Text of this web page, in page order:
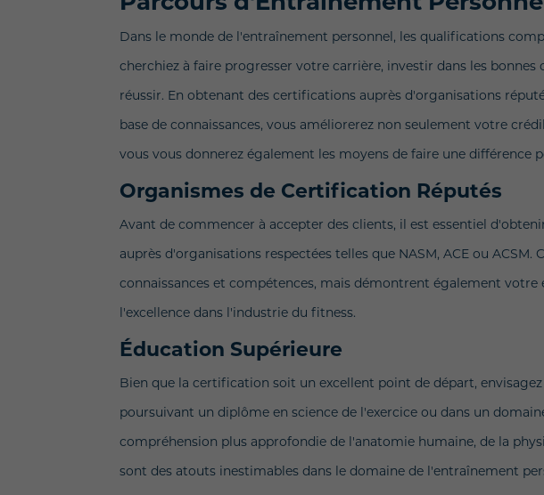
Dans le monde de l'entraînement personnel, les qualifications
cherchiez à faire progresser votre carrière, investir dans les
réussir. En obtenant des certifications auprès d'organisations
base de connaissances, vous améliorerez non seulement votre
vous vous donnerez également les moyens de faire une différence
Organismes de Certification Réputés
Avant de commencer à accepter des clients, il est essentiel
auprès d'organisations respectées telles que NASM, ACE ou
connaissances et compétences, mais démontrent également
l'excellence dans l'industrie du fitness.
Éducation Supérieure
Bien que la certification soit un excellent point de départ,
poursuivant un diplôme en science de l'exercice ou dans un
compréhension plus approfondie de l'anatomie humaine, de la
sont des atouts inestimables dans le domaine de l'entraînement